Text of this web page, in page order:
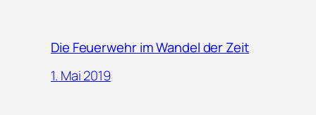
Die Feuerwehr im Wandel der Zeit
1. Mai 2019